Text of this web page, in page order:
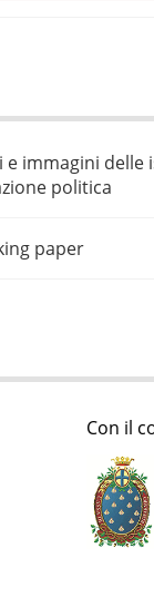
e immagini delle
politica
paper
Con il